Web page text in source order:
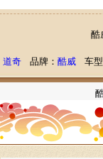
酷
道奇 品牌： 酷威 车